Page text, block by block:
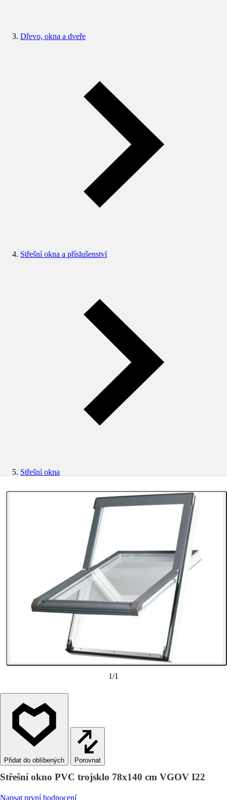
Dřevo, okna a dveře
Střešní okna a příslušenství
Střešní okna
1/1
Porovnat
Střešní okno PVC trojsklo 78x140 cm VGOV I22
Napsat první hodnocení